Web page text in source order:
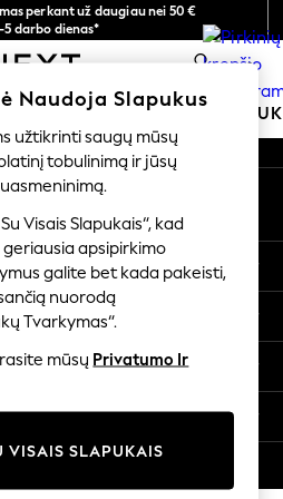
perkant už daugiau nei 50 €
darbo dienas*
lietuvių kalba!
0
MERGAITĖMS
tinklai
Naudoja Slapukus
užtikrinti saugų mūsų
tobulinimą ir jūsų
Visais Slapukais“, kad
apsipirkimo
galite bet kada pakeisti,
nuorodą
Tvarkymas“.
mūsų Privatumo Ir
VISAIS SLAPUKAIS